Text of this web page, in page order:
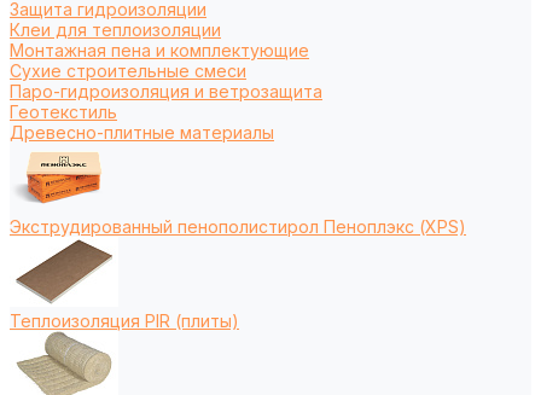
Защита гидроизоляции
Клеи для теплоизоляции
Монтажная пена и комплектующие
Сухие строительные смеси
Паро-гидроизоляция и ветрозащита
Геотекстиль
Древесно-плитные материалы
Экструдированный пенополистирол Пеноплэкс (XPS)
Теплоизоляция PIR (плиты)